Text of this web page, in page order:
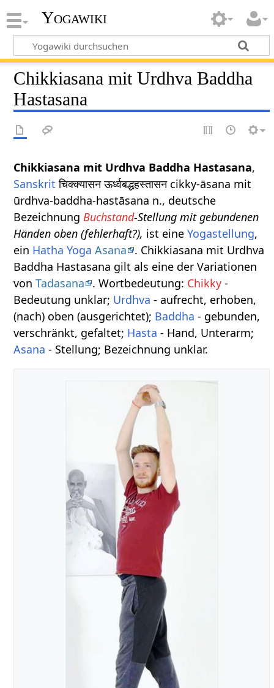
Yogawiki
Chikkiasana mit Urdhva Baddha
Hastasana
Chikkiasana mit Urdhva Baddha Hastasana,
Sanskrit चिक्क्यासन ऊर्ध्वबद्धहस्तासन cikky-āsana mit
ūrdhva-baddha-hastāsana n., deutsche
BezeichnungBuchstand-Stellung mit gebundenen
Händen oben (fehlerhaft?), ist eineYogastellung,
ein Hatha Yoga Asana
. Chikkiasana mit Urdhva
Baddha Hastasana gilt als eine der Variationen
vonTadasana . Wortbedeutung: Chikky -
Bedeutung unklar; Urdhva - aufrecht, erhoben,
(nach) oben (ausgerichtet); Baddha - gebunden,
verschränkt, gefaltet; Hasta - Hand, Unterarm;
Asana - Stellung; Bezeichnung unklar.